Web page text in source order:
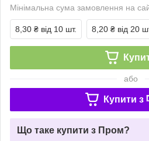
Мінімальна сума замовлення на
8,30 ₴ від 10 шт. 8,20 ₴ від 20
або
Купити з
Що таке купити з Пром?